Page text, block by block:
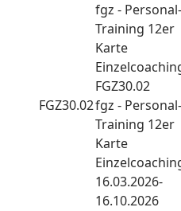
FGZ30.02
fgz - Personal-
Training 12er
Karte
FGZ30.02
fgz - Personal-
Training 12er
Karte
16.03.2026-
16.10.2026